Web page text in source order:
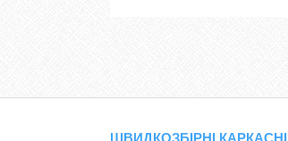
ШВИДКОЗБІРНІ КАРКАСНІ